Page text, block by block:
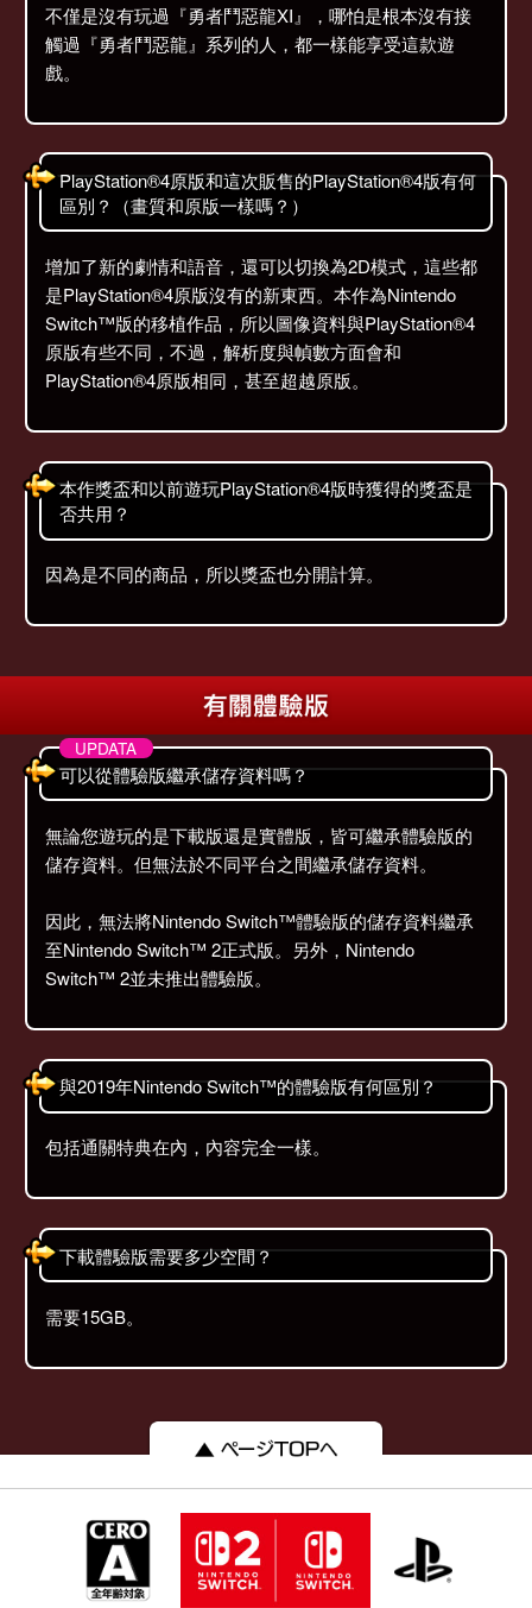
不僅是沒有玩過『勇者鬥惡龍XI』，哪怕是根本沒有接
觸過『勇者鬥惡龍』系列的人，都一樣能享受這款遊
戲。
PlayStation®4原版和這次販售的PlayStation®4版有何
區別？（畫質和原版一樣嗎？）
增加了新的劇情和語音，還可以切換為2D模式，這些都
是PlayStation®4原版沒有的新東西。本作為Nintendo
Switch™版的移植作品，所以圖像資料與PlayStation®4
原版有些不同，不過，解析度與幀數方面會和
PlayStation®4原版相同，甚至超越原版。
本作獎盃和以前遊玩PlayStation®4版時獲得的獎盃是
否共用？
因為是不同的商品，所以獎盃也分開計算。
可以從體驗版繼承儲存資料嗎？
無論您遊玩的是下載版還是實體版，皆可繼承體驗版的
儲存資料。但無法於不同平台之間繼承儲存資料。
因此，無法將Nintendo Switch™體驗版的儲存資料繼承
至Nintendo Switch™ 2正式版。另外，Nintendo
Switch™ 2並未推出體驗版。
與2019年Nintendo Switch™的體驗版有何區別？
包括通關特典在內，內容完全一樣。
下載體驗版需要多少空間？
需要15GB。